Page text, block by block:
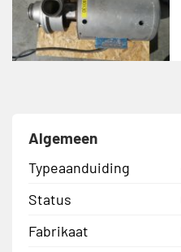
Algemeen
Typeaanduiding
Status
Fabrikaat